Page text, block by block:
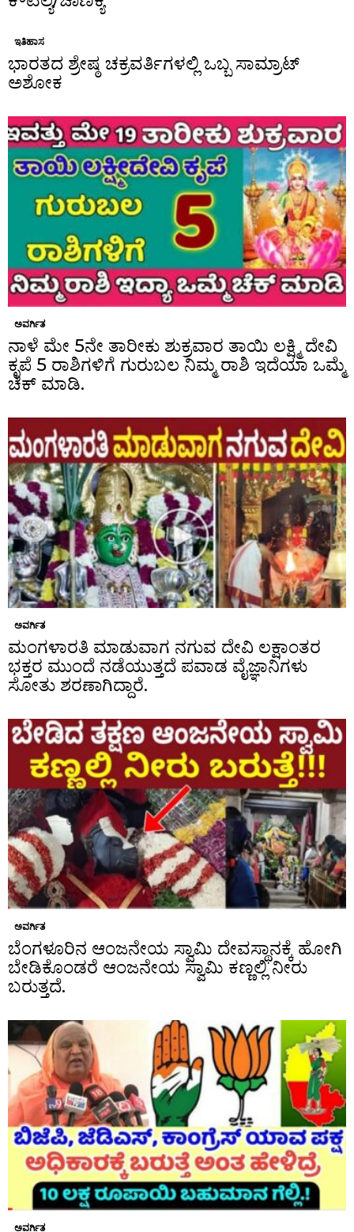
ಇತಿಹಾಸ
ಭಾರತದ ಶ್ರೇಷ್ಠ ಚಕ್ರವರ್ತಿಗಳಲ್ಲಿ ಒಬ್ಬ ಸಾಮ್ರಾಟ್
ಅಶೋಕ
ಅವರ್ಗಿತ
ನಾಳೆ ಮೇ 5ನೇ ತಾರೀಕು ಶುಕ್ರವಾರ ತಾಯಿ ಲಕ್ಷ್ಮಿ ದೇವಿ
ಕೃಪೆ 5 ರಾಶಿಗಳಿಗೆ ಗುರುಬಲ ನಿಮ್ಮ ರಾಶಿ ಇದೆಯಾ ಒಮ್ಮೆ
ಚೆಕ್ ಮಾಡಿ.
ಅವರ್ಗಿತ
ಮಂಗಳಾರತಿ ಮಾಡುವಾಗ ನಗುವ ದೇವಿ ಲಕ್ಷಾಂತರ
ಭಕ್ತರ ಮುಂದೆ ನಡೆಯುತ್ತದೆ ಪವಾಡ ವೈಜ್ಞಾನಿಗಳು
ಸೋತು ಶರಣಾಗಿದ್ದಾರೆ.
ಅವರ್ಗಿತ
ಬೆಂಗಳೂರಿನ ಆಂಜನೇಯ ಸ್ವಾಮಿ ದೇವಸ್ಥಾನಕ್ಕೆ ಹೋಗಿ
ಬೇಡಿಕೊಂಡರೆ ಆಂಜನೇಯ ಸ್ವಾಮಿ ಕಣ್ಣಲ್ಲಿ ನೀರು
ಬರುತ್ತದೆ.
ಅವರ್ಗಿತ